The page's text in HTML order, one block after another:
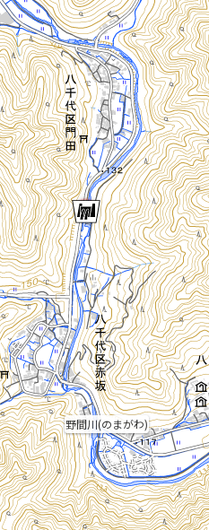
野間川(のまがわ)